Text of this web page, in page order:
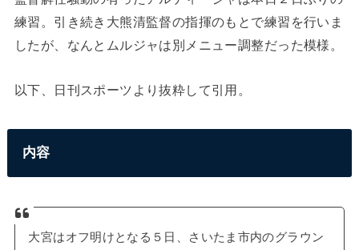
練習。引き続き大熊清監督の指揮のもとで練習を行いま
したが、なんとムルジャは別メニュー調整だった模様。
以下、日刊スポーツより抜粋して引用。
内容
大宮はオフ明けとなる５日、さいたま市内のグラウン